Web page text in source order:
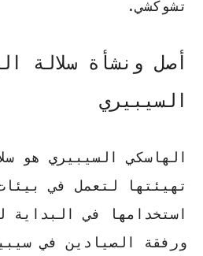
تشوكشي.
أصل ونشأة سلالة
السيبيري
الهاسكي السيبيري هو
تهيئتها لتعمل في
استخدامها في البداية
ورفقة الصيادين في